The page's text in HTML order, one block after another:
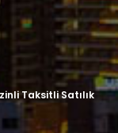
Taksitli Satılık